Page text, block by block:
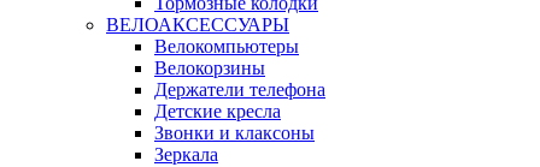
ВЕЛОАКСЕССУАРЫ
Велокомпьютеры
Велокорзины
Держатели телефона
Детские кресла
Звонки и клаксоны
Зеркала